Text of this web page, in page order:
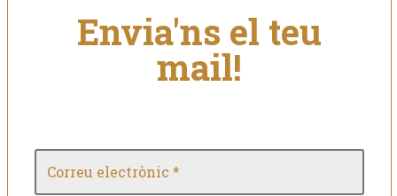
Envia'ns el teu
mail!